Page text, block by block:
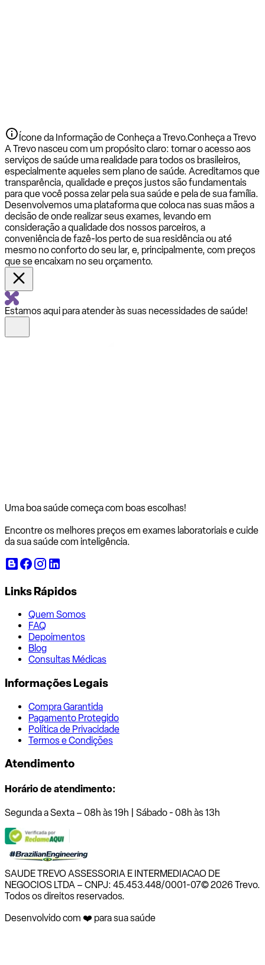
Ícone da Informação de Conheça a Trevo.Conheça a Trevo
A Trevo nasceu com um propósito claro: tornar o acesso aos
serviços de saúde uma realidade para todos os brasileiros,
especialmente aqueles sem plano de saúde. Acreditamos que
transparência, qualidade e preços justos são fundamentais
para que você possa zelar pela sua saúde e pela de sua família.
Desenvolvemos uma plataforma que coloca nas suas mãos a
decisão de onde realizar seus exames, levando em
consideração a qualidade dos nossos parceiros, a
conveniência de fazê-los perto de sua residência ou até
mesmo no conforto do seu lar, e, principalmente, com preços
que se encaixam no seu orçamento.
Estamos aqui para atender às suas necessidades de saúde!
Uma boa saúde começa com boas escolhas!
Encontre os melhores preços em exames laboratoriais e cuide
da sua saúde com inteligência.
Links Rápidos
Quem Somos
FAQ
Depoimentos
Blog
Consultas Médicas
Informações Legais
Compra Garantida
Pagamento Protegido
Política de Privacidade
Termos e Condições
Atendimento
Horário de atendimento:
Segunda a Sexta – 08h às 19h | Sábado - 08h às 13h
SAUDE TREVO ASSESSORIA E INTERMEDIACAO DE
NEGOCIOS LTDA – CNPJ: 45.453.448/0001-07© 2026 Trevo.
Todos os direitos reservados.
Desenvolvido com ❤️ para sua saúde